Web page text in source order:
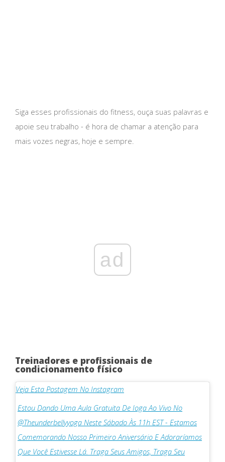
Siga esses profissionais do fitness, ouça suas palavras e
apoie seu trabalho - é hora de chamar a atenção para
mais vozes negras, hoje e sempre.
ad
Treinadores e profissionais de
condicionamento físico
Veja Esta Postagem No Instagram
Estou Dando Uma Aula Gratuita De Ioga Ao Vivo No
@theunderbellyyoga Neste Sábado Às 11h EST - Estamos
Comemorando Nosso Primeiro Aniversário E Adoraríamos
Que Você Estivesse Lá. Traga Seus Amigos, Traga Seu